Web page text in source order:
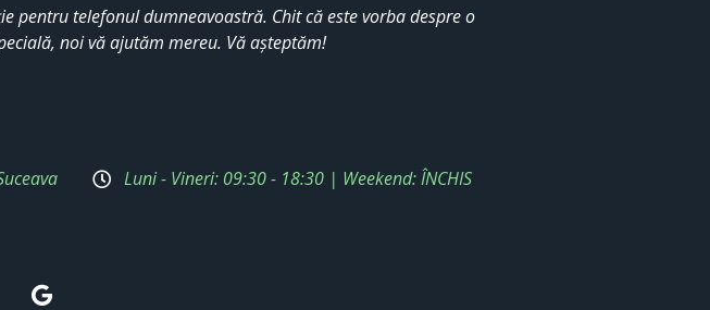
pentru telefonul dumneavoastră. Chit că este vorba despre o
noi vă ajutăm mereu. Vă așteptăm!
Luni - Vineri: 09:30 - 18:30 | Weekend: ÎNCHIS